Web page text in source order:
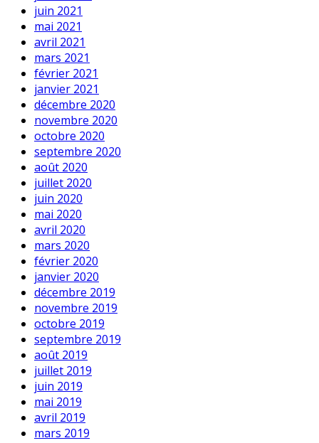
juin 2021
mai 2021
avril 2021
mars 2021
février 2021
janvier 2021
décembre 2020
novembre 2020
octobre 2020
septembre 2020
août 2020
juillet 2020
juin 2020
mai 2020
avril 2020
mars 2020
février 2020
janvier 2020
décembre 2019
novembre 2019
octobre 2019
septembre 2019
août 2019
juillet 2019
juin 2019
mai 2019
avril 2019
mars 2019